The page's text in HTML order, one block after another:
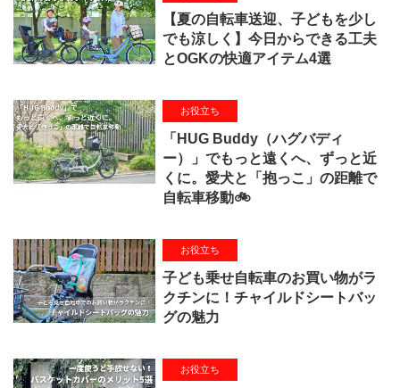
【夏の自転車送迎、子どもを少し
でも涼しく】今日からできる工夫
とOGKの快適アイテム4選
お役立ち
「HUG Buddy（ハグバディ
ー）」でもっと遠くへ、ずっと近
くに。愛犬と「抱っこ」の距離で
自転車移動🚲
お役立ち
子ども乗せ自転車のお買い物がラ
クチンに！チャイルドシートバッ
グの魅力
お役立ち